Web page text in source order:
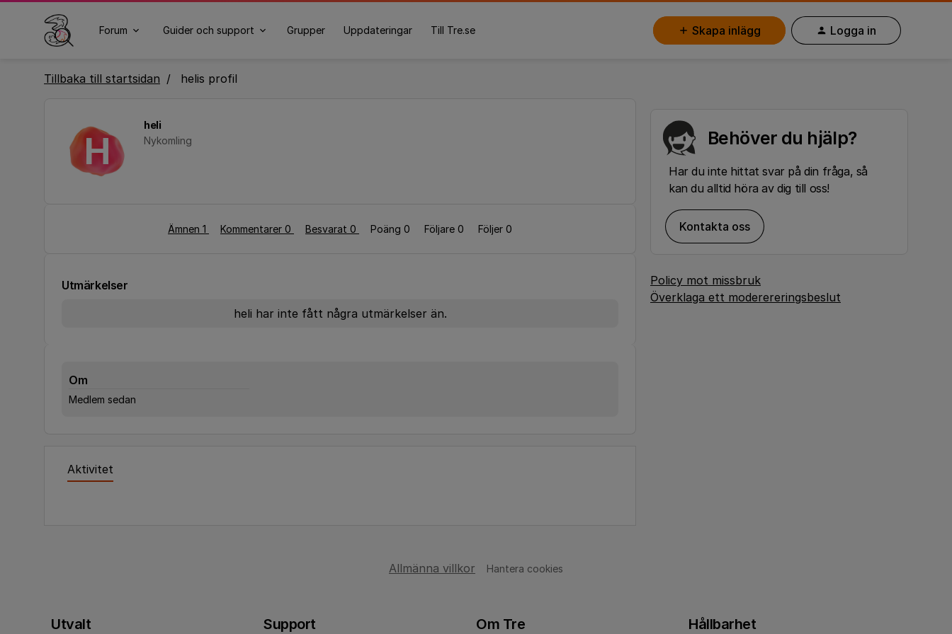
Forum Guider och support Grupper Uppdateringar Till Tre.se Skapa inlägg Logga in
Tillbaka till startsidan helis profil
H
heli
Nykomling
Ämnen 1 Kommentarer 0 Besvarat 0 Poäng 0 Följare 0 Följer 0
Utmärkelser
heli har inte fått några utmärkelser än.
Om
Medlem sedan
Aktivitet
Behöver du hjälp?
Har du inte hittat svar på din fråga, så
kan du alltid höra av dig till oss!
Kontakta oss
Policy mot missbruk
Överklaga ett moderereringsbeslut
Allmänna villkor Hantera cookies
Utvalt Support Om Tre Hållbarhet